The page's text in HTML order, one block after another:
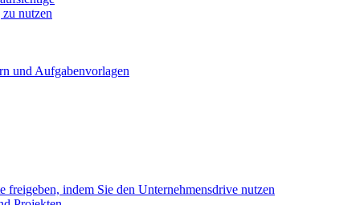
nutzen
und Aufgabenvorlagen
indem Sie den Unternehmensdrive nutzen